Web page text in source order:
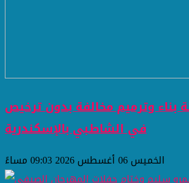
بناء وترميم مخالفة بدون ترخيص
في الشاطبي بالإسكندرية
الخميس 06 أغسطس 2026 09:03 مساءً